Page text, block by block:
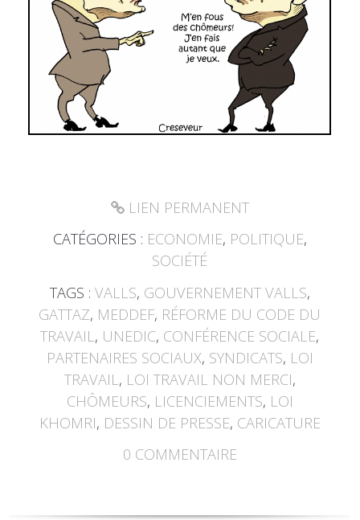
LIEN PERMANENT
CATÉGORIES : ECONOMIE, POLITIQUE,
SOCIÉTÉ
TAGS : VALLS, GOUVERNEMENT VALLS,
GATTAZ, MEDDEF, RÉFORME DU CODE DU
TRAVAIL , UNEDIC, CONFÉRENCE SOCIALE,
PARTENAIRES SOCIAUX, SYNDICATS, LOI
TRAVAIL , LOI TRAVAIL NON MERCI,
CHÔMEURS, LICENCIEMENTS, LOI
KHOMRI, DESSIN DE PRESSE, CARICATURE
0 COMMENTAIRE